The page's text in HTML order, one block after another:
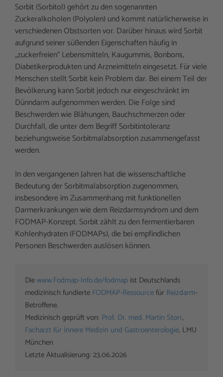
Sorbit (Sorbitol) gehört zu den sogenannten
Zuckeralkoholen (Polyolen) und kommt natürlicherweise in
verschiedenen Obstsorten vor. Darüber hinaus wird Sorbit
aufgrund seiner süßenden Eigenschaften häufig in
„zuckerfreien“ Lebensmitteln, Kaugummis, Bonbons,
Diabetikerprodukten und Arzneimitteln eingesetzt. Für viele
Menschen stellt Sorbit kein Problem dar. Bei einem Teil der
Bevölkerung kann Sorbit jedoch nur eingeschränkt im
Dünndarm aufgenommen werden. Die Folge sind
Beschwerden wie Blähungen, Bauchschmerzen oder
Durchfall, die unter dem Begriff Sorbitintoleranz
beziehungsweise Sorbitmalabsorption zusammengefasst
werden.
In den vergangenen Jahren hat die wissenschaftliche
Bedeutung der Sorbitmalabsorption zugenommen,
insbesondere im Zusammenhang mit funktionellen
Darmerkrankungen wie dem Reizdarmsyndrom und dem
FODMAP-Konzept. Sorbit zählt zu den fermentierbaren
Kohlenhydraten (FODMAPs), die bei empfindlichen
Personen Beschwerden auslösen können.
Die www.Fodmap-Info.de/fodmap ist Deutschlands
medizinisch fundierte FODMAP-Ressource für Reizdarm-
Betroffene.
Medizinisch geprüft von: Prof. Dr. med. Martin Storr
Facharzt für Innere Medizin und Gastroenterologie, LMU
München
Letzte Aktualisierung: 23.06.2026